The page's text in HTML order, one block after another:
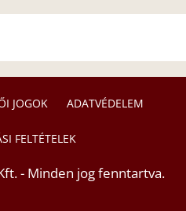
JOGOK ADATVÉDELEM
FELTÉTELEK
- Minden jog fenntartva.